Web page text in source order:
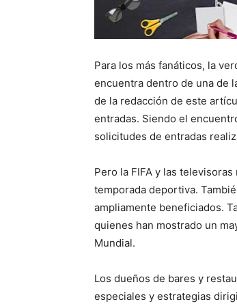
Para los más fanáticos, la
encuentra dentro de una de
de la redacción de este
entradas. Siendo el
solicitudes de entradas
Pero la FIFA y las
temporada deportiva.
ampliamente beneficiados.
quienes han mostrado un
Mundial.
Los dueños de bares y
especiales y estrategias